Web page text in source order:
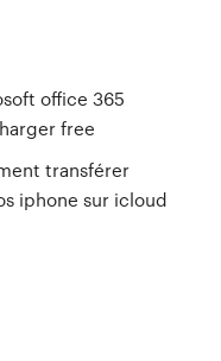
office 365
free
transférer
iphone sur icloud